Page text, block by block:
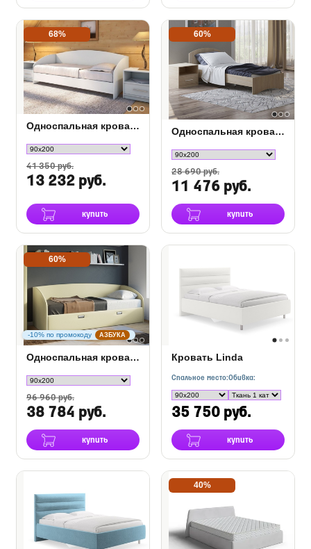
68%
Односпальная кровать Этюд софа
41 350 руб.
13 232 руб.
купить
60%
Односпальная кровать Этюд
28 690 руб.
11 476 руб.
купить
-10% по промокоду АЗБУКА
60%
Односпальная кровать Bono
96 960 руб.
38 784 руб.
купить
Кровать Linda
Спальное место:Обивка:
35 750 руб.
купить
40%